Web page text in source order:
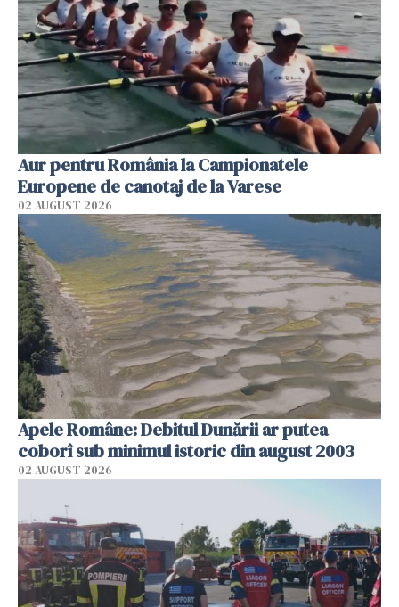
Aur pentru România la Campionatele
Europene de canotaj de la Varese
02 AUGUST 2026
Apele Române: Debitul Dunării ar putea
coborî sub minimul istoric din august 2003
02 AUGUST 2026